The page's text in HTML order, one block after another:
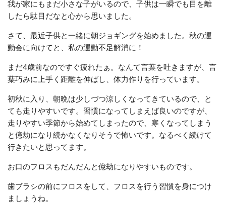
我が家にもまだ小さな子がいるので、子供は一瞬でも目を離
したら駄目だなと心から思いました。
さて、最近子供と一緒に朝ジョギングを始めました。秋の運
動会に向けてと、私の運動不足解消に！
まだ4歳前なのですぐ疲れたぁ。なんて言葉を吐きますが、言
葉巧みに上手く距離を伸ばし、体力作りを行っています。
初秋に入り、朝晩は少しづつ涼しくなってきているので、と
ても走りやすいです。習慣になってしまえば良いのですが、
走りやすい季節から始めてしまったので、寒くなってしまう
と億劫になり続かなくなりそうで怖いです。なるべく続けて
行きたいと思ってます。
お口のフロスもだんだんと億劫になりやすいものです。
歯ブラシの前にフロスをして、フロスを行う習慣を身につけ
ましょうね。